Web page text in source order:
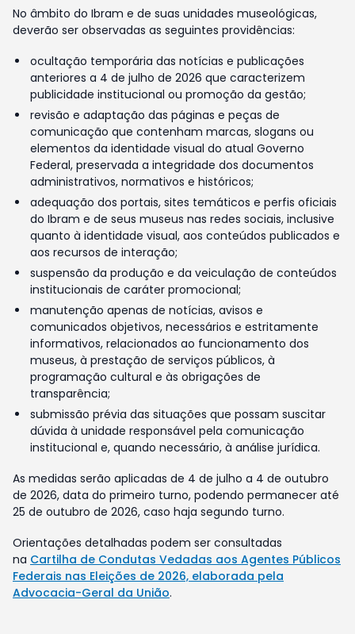
No âmbito do Ibram e de suas unidades museológicas,
deverão ser observadas as seguintes providências:
ocultação temporária das notícias e publicações
anteriores a 4 de julho de 2026 que caracterizem
publicidade institucional ou promoção da gestão;
revisão e adaptação das páginas e peças de
comunicação que contenham marcas, slogans ou
elementos da identidade visual do atual Governo
Federal, preservada a integridade dos documentos
administrativos, normativos e históricos;
adequação dos portais, sites temáticos e perfis oficiais
do Ibram e de seus museus nas redes sociais, inclusive
quanto à identidade visual, aos conteúdos publicados e
aos recursos de interação;
suspensão da produção e da veiculação de conteúdos
institucionais de caráter promocional;
manutenção apenas de notícias, avisos e
comunicados objetivos, necessários e estritamente
informativos, relacionados ao funcionamento dos
museus, à prestação de serviços públicos, à
programação cultural e às obrigações de
transparência;
submissão prévia das situações que possam suscitar
dúvida à unidade responsável pela comunicação
institucional e, quando necessário, à análise jurídica.
As medidas serão aplicadas de 4 de julho a 4 de outubro
de 2026, data do primeiro turno, podendo permanecer até
25 de outubro de 2026, caso haja segundo turno.
Orientações detalhadas podem ser consultadas
na Cartilha de Condutas Vedadas aos Agentes Públicos
Federais nas Eleições de 2026, elaborada pela
Advocacia-Geral da União.